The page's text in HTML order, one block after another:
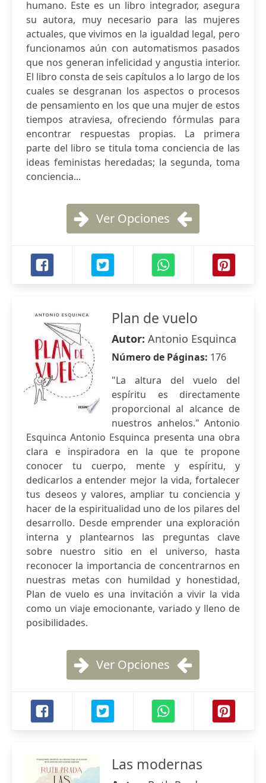
humano. Este es un libro integrador, asegura
su autora, muy necesario para las mujeres
actuales, que vivimos en la igualdad legal, pero
funcionamos aún con automatismos pasados
que nos generan infelicidad y angustia interior.
El libro consta de seis capítulos a lo largo de los
cuales se desgranan los aspectos o procesos
de pensamiento en los que una mujer de estos
tiempos atraviesa, ofreciendo fórmulas para
encontrar respuestas propias. La primera
parte del libro se titula toma conciencia de las
ideas feministas heredadas; la segunda, toma
conciencia...
Ver Opciones
Plan de vuelo
Autor: Antonio Esquinca
Número de Páginas: 176
"La altura del vuelo del
espíritu es directamente
proporcional al alcance de
nuestros anhelos." Antonio
Esquinca Antonio Esquinca presenta una obra
clara e inspiradora en la que te propone
conocer tu cuerpo, mente y espíritu, y
dedicarlos a entender mejor la vida, fortalecer
tus deseos y valores, ampliar tu conciencia y
hacer de la espiritualidad uno de los pilares del
desarrollo. Desde emprender una exploración
interna y plantearnos las preguntas clave
sobre nuestro sitio en el universo, hasta
reconocer la importancia de concentrarnos en
nuestras metas con humildad y honestidad,
Plan de vuelo es una invitación a vivir la vida
como un viaje emocionante, variado y lleno de
posibilidades.
Ver Opciones
Las modernas